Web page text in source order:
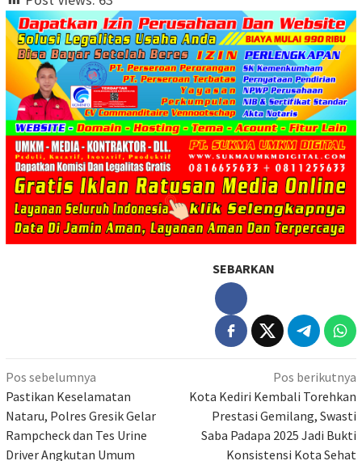
SEBARKAN
Navigasi
pos
Pos sebelumnya
Pastikan Keselamatan
Nataru, Polres Gresik Gelar
Rampcheck dan Tes Urine
Driver Angkutan Umum
Pos berikutnya
Kota Kediri Kembali Torehkan
Prestasi Gemilang, Swasti
Saba Padapa 2025 Jadi Bukti
Konsistensi Kota Sehat